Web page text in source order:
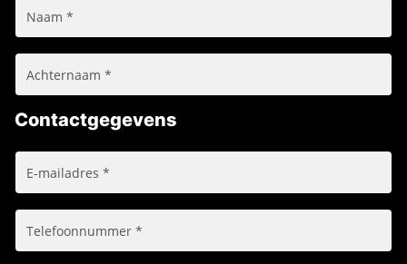
Contactgegevens